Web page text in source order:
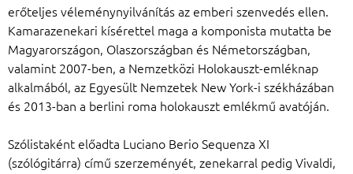
erőteljes véleménynyilvánítás az emberi szenvedés ellen.
Kamarazenekari kísérettel maga a komponista mutatta be
Magyarországon, Olaszországban és Németországban,
valamint 2007-ben, a Nemzetközi Holokauszt-emléknap
alkalmából, az Egyesült Nemzetek New York-i székházában
és 2013-ban a berlini roma holokauszt emlékmű avatóján.
Szólistaként előadta Luciano Berio Sequenza XI
(szólógitárra) című szerzeményét, zenekarral pedig Vivaldi,